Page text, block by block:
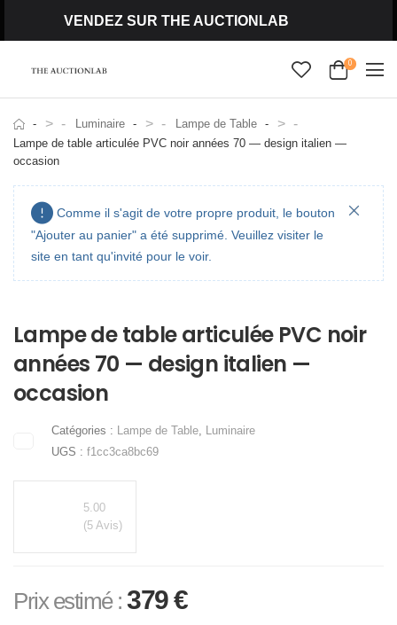
VENDEZ SUR THE AUCTIONLAB
0
> Luminaire > Lampe de Table >
Lampe de table articulée PVC noir années 70 — design italien —
occasion
Comme il s'agit de votre propre produit, le bouton
"Ajouter au panier" a été supprimé. Veuillez visiter le
site en tant qu'invité pour le voir.
Lampe de table articulée PVC noir
années 70 — design italien —
occasion
Catégories : Lampe de Table, Luminaire
UGS : f1cc3ca8bc69
5.00
(5 Avis)
Prix estimé : 379€